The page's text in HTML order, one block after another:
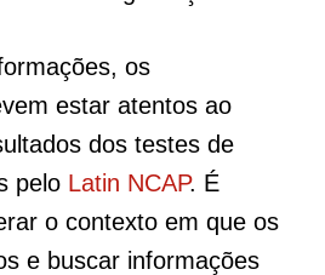
os
estar atentos ao
dos testes de
pelo Latin NCAP. É
o contexto em que os
e buscar informações